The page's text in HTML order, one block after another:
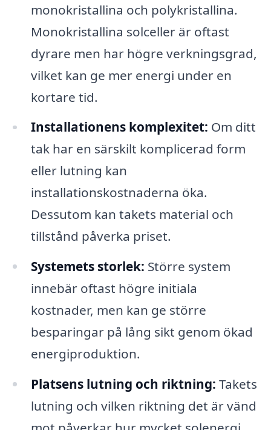
monokristallina och polykristallina.
Monokristallina solceller är oftast
dyrare men har högre verkningsgrad,
vilket kan ge mer energi under en
kortare tid.
Installationens komplexitet: Om ditt
tak har en särskilt komplicerad form
eller lutning kan
installationskostnaderna öka.
Dessutom kan takets material och
tillstånd påverka priset.
Systemets storlek: Större system
innebär oftast högre initiala
kostnader, men kan ge större
besparingar på lång sikt genom ökad
energiproduktion.
Platsens lutning och riktning: Takets
lutning och vilken riktning det är vänd